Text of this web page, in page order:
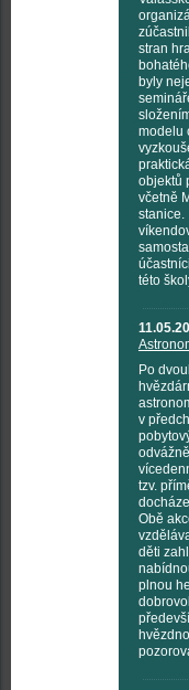
stran
byly
modelu
objektů
včetně
stanice.
této
Po
v
tzv.
Obě
děti
plnou